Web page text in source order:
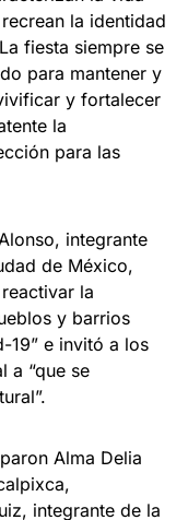
la identidad
fiesta siempre se
para mantener y
y fortalecer
la
para las
integrante
de México,
la
y barrios
19” e invitó a los
a “que se
Alma Delia
integrante de la